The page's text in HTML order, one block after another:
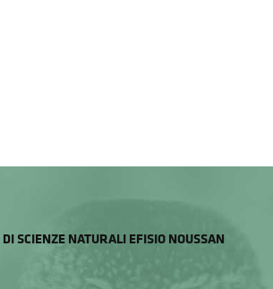
SCIENZE NATURALI EFISIO NOUSSAN